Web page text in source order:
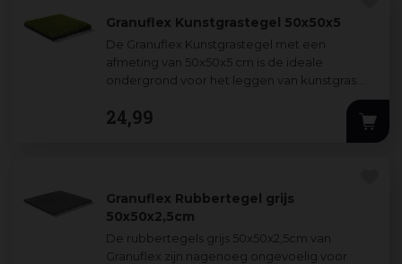
Granuflex Kunstgrastegel 50x50x5
De Granuflex Kunstgrastegel met een
afmeting van 50x50x5 cm is de ideale
ondergrond voor het leggen van kunstgras.
waterdoorlatend
24,99
Granuflex Rubbertegel grijs
50x50x2,5cm
De rubbertegels grijs 50x50x2,5cm van
Granuflex zijn nagenoeg ongevoelig voor